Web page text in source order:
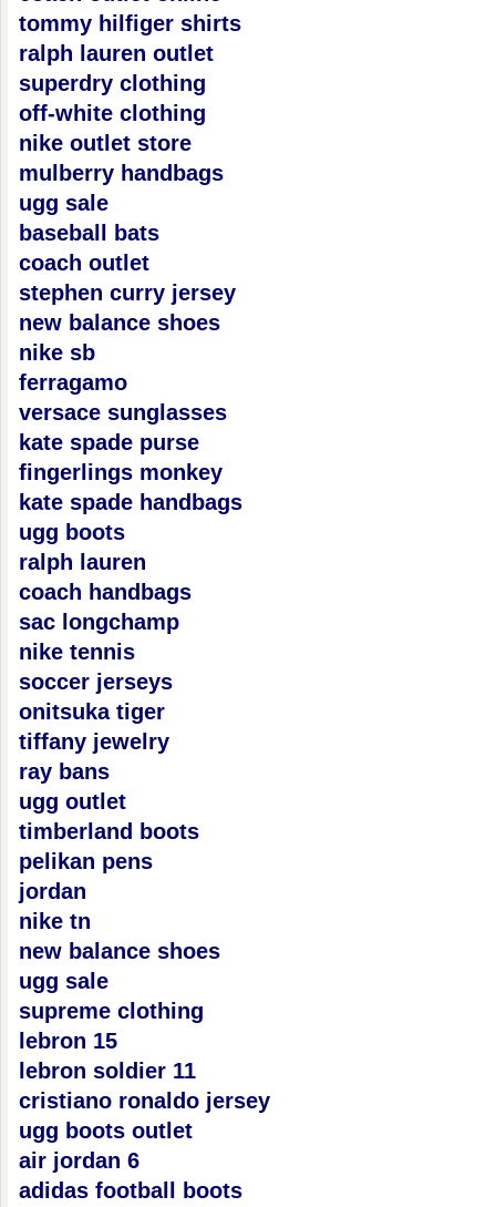
tommy hilfiger shirts
ralph lauren outlet
superdry clothing
off-white clothing
nike outlet store
mulberry handbags
ugg sale
baseball bats
coach outlet
stephen curry jersey
new balance shoes
nike sb
ferragamo
versace sunglasses
kate spade purse
fingerlings monkey
kate spade handbags
ugg boots
ralph lauren
coach handbags
sac longchamp
nike tennis
soccer jerseys
onitsuka tiger
tiffany jewelry
ray bans
ugg outlet
timberland boots
pelikan pens
jordan
nike tn
new balance shoes
ugg sale
supreme clothing
lebron 15
lebron soldier 11
cristiano ronaldo jersey
ugg boots outlet
air jordan 6
adidas football boots